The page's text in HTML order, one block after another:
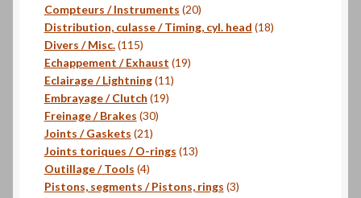
produits
Compteurs / Instruments 2020
produits
Distribution, culasse / Timing, cyl. head 1818
Divers / Misc. 115115
produits
Echappement / Exhaust 1919
Eclairage / Lightning 1111
Embrayage / Clutch 1919
Freinage / Brakes 3030
Joints / Gaskets 2121
produits
Joints toriques / O-rings 1313
Outillage / Tools 44
produits
Pistons, segments / Pistons, rings 33